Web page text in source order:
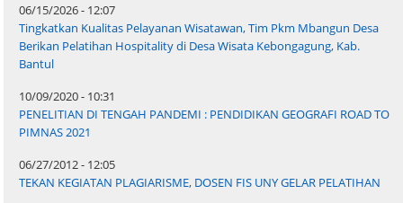
06/15/2026 - 12:07
Tingkatkan Kualitas Pelayanan Wisatawan, Tim Pkm Mbangun Desa
Berikan Pelatihan Hospitality di Desa Wisata Kebongagung, Kab.
Bantul
10/09/2020 - 10:31
PENELITIAN DI TENGAH PANDEMI : PENDIDIKAN GEOGRAFI ROAD TO
PIMNAS 2021
06/27/2012 - 12:05
TEKAN KEGIATAN PLAGIARISME, DOSEN FIS UNY GELAR PELATIHAN